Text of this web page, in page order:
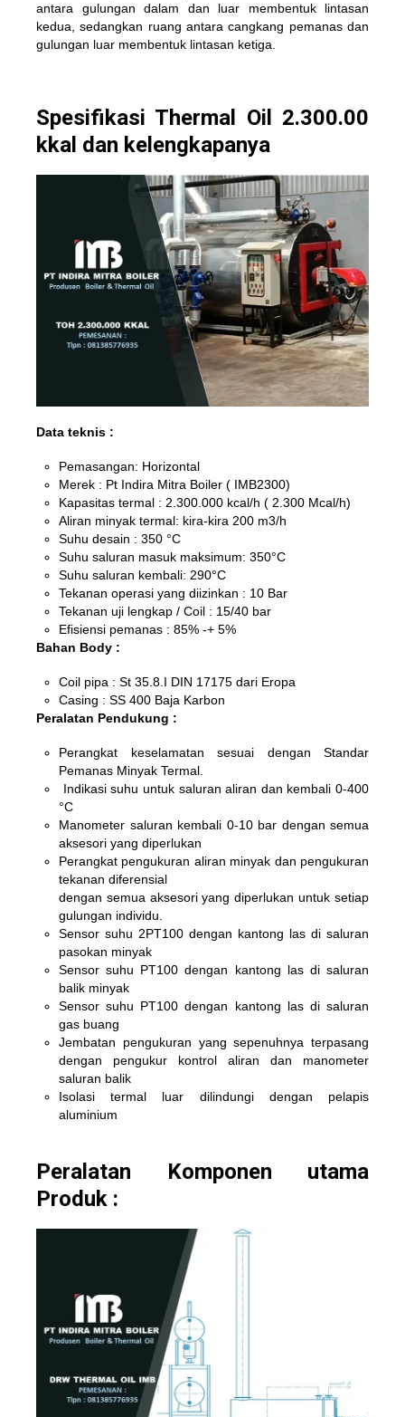
antara gulungan dalam dan luar membentuk lintasan
kedua, sedangkan ruang antara cangkang pemanas dan
gulungan luar membentuk lintasan ketiga.
Spesifikasi Thermal Oil 2.300.00
kkal dan kelengkapanya
Data teknis :
Pemasangan: Horizontal
Merek : Pt Indira Mitra Boiler ( IMB2300)
Kapasitas termal : 2.300.000 kcal/h ( 2.300 Mcal/h)
Aliran minyak termal: kira-kira 200 m3/h
Suhu desain : 350 °C
Suhu saluran masuk maksimum: 350°C
Suhu saluran kembali: 290°C
Tekanan operasi yang diizinkan : 10 Bar
Tekanan uji lengkap / Coil : 15/40 bar
Efisiensi pemanas : 85% -+ 5%
Bahan Body :
Coil pipa : St 35.8.I DIN 17175 dari Eropa
Casing : SS 400 Baja Karbon
Peralatan Pendukung :
Perangkat keselamatan sesuai dengan Standar
Pemanas Minyak Termal.
Indikasi suhu untuk saluran aliran dan kembali 0-400
°C
Manometer saluran kembali 0-10 bar dengan semua
aksesori yang diperlukan
Perangkat pengukuran aliran minyak dan pengukuran
tekanan diferensial
dengan semua aksesori yang diperlukan untuk setiap
gulungan individu.
Sensor suhu 2PT100 dengan kantong las di saluran
pasokan minyak
Sensor suhu PT100 dengan kantong las di saluran
balik minyak
Sensor suhu PT100 dengan kantong las di saluran
gas buang
Jembatan pengukuran yang sepenuhnya terpasang
dengan pengukur kontrol aliran dan manometer
saluran balik
Isolasi termal luar dilindungi dengan pelapis
aluminium
Peralatan Komponen utama
Produk :